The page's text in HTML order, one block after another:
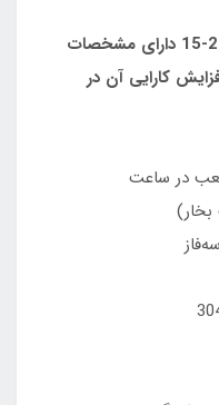
پمپ طبقاتی استیل شیمجه مدل 2-15 دارای مشخصات
کارایی آن در